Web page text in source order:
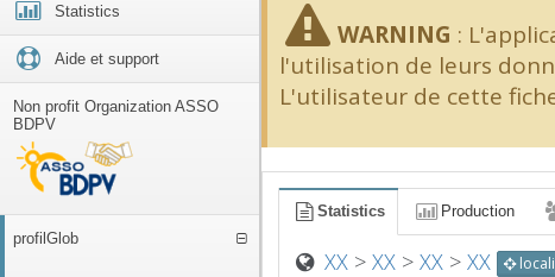
Statistics
Aide et support
Non profit Organization ASSO
BDPV
profilGlob
WARNING :
l'utilisation de leurs
L'utilisateur de cette
Statistics Production
XX >XX >XX >XX